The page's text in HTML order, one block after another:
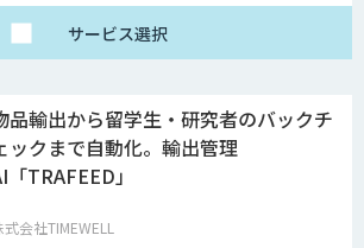
サービス選択
品輸出から留学生・研究者のバックチ
ックまで自動化。輸出管理
「TRAFEED」
式会社TIMEWELL